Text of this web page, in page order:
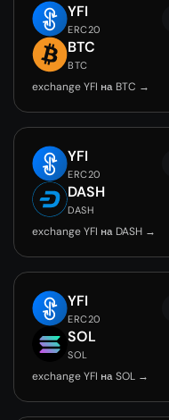
YFI
ERC20
BTC
BTC
exchange YFI на BTC →
YFI
ERC20
DASH
DASH
exchange YFI на DASH →
YFI
ERC20
SOL
SOL
exchange YFI на SOL →